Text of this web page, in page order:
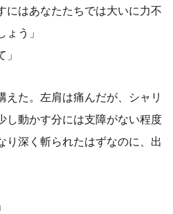
にはあなたたちでは大いに力不
う」
た。左肩は痛んだが、シャリ
し動かす分には支障がない程度
り深く斬られたはずなのに、出